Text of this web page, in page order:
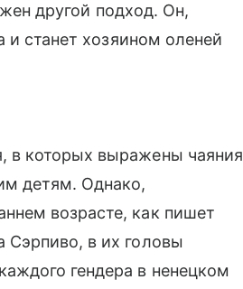
другой подход. Он,
станет хозяином оленей
в которых выражены чаяния
детям. Однако,
возрасте, как пишет
Сэрпиво, в их головы
гендера в ненецком